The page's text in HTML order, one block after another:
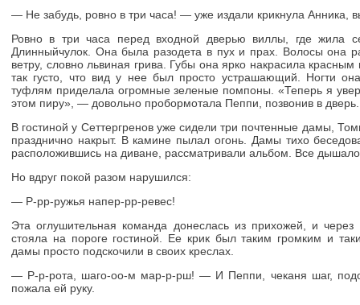
— Не забудь, ровно в три часа! — уже издали крикнула Анника,
Ровно в три часа перед входной дверью виллы, где жила
Длинныйчулок. Она была разодета в пух и прах. Волосы она
ветру, словно львиная грива. Губы она ярко накрасила
так густо, что вид у нее был просто устрашающий. Ногти
туфлям приделала огромные зеленые помпоны. «Теперь я
этом пиру», — довольно пробормотала Пеппи, позвонив в дверь.
В гостиной у Сеттергренов уже сидели три почтенные дамы,
празднично накрыт. В камине пылал огонь. Дамы тихо
расположившись на диване, рассматривали альбом. Все
Но вдруг покой разом нарушился:
— Р-рр-ружья напер-рр-ревес!
Эта оглушительная команда донеслась из прихожей, и
стояла на пороге гостиной. Ее крик был таким громким и
дамы просто подскочили в своих креслах.
— Р-р-рота, шаго-оо-м мар-р-рш! — И Пеппи, чеканя шаг,
пожала ей руку.